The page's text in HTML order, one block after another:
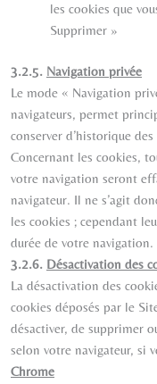
les cookies que
Supprimer »
3.2.5. Navigation privée
Le mode « Navigation
navigateurs, permet
conserver d’historique
Concernant les cookies,
votre navigation seront
navigateur. Il ne s’agit
les cookies ; cependant
durée de votre navigation.
3.2.6. Désactivation des
La désactivation des
cookies déposés par le
désactiver, de supprimer
selon votre navigateur, si
Chrome